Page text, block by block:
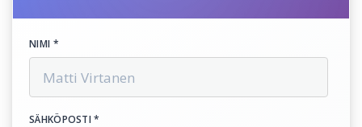
NIMI *
SÄHKÖPOSTI *